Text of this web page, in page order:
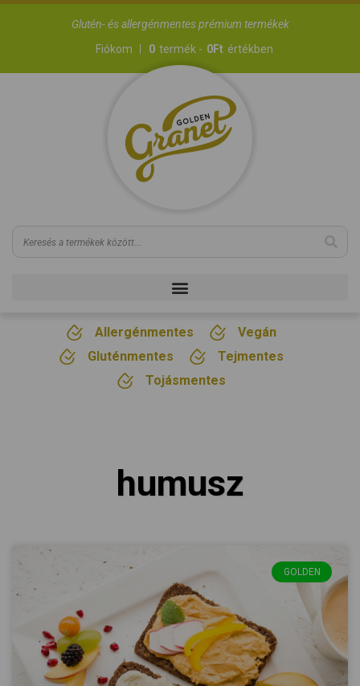
Glutén- és allergénmentes prémium termékek
Fiókom
0 termék - 0Ft értékben
Allergénmentes
Vegán
Gluténmentes
Tejmentes
Tojásmentes
humusz
GOLDEN